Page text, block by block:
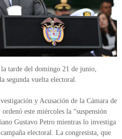
tarde del domingo 21 de junio,
segunda vuelta electoral.
y Acusación de la Cámara de
este miércoles la “suspensión
Gustavo Petro mientras lo investiga
electoral. La congresista, que